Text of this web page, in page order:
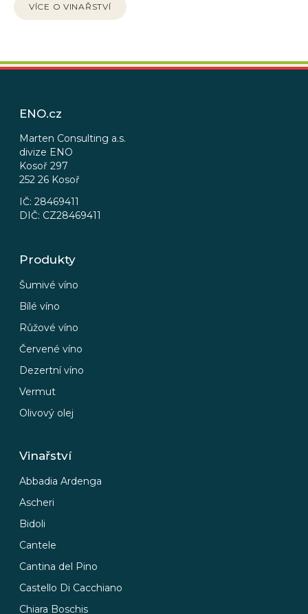
VÍCE O VINAŘSTVÍ
Z
ENO.cz
Marten Consulting a.s.
divize ENO
Kosoř 297
252 26 Kosoř
IČ: 28469411
DIČ: CZ28469411
Produkty
Šumivé víno
Bílé víno
Růžové víno
Červené víno
Dezertní víno
Vermut
Olivový olej
Vinařství
Abbadia Ardenga
Ascheri
Bidoli
Cantele
Cantina del Pino
Castello Di Cacchiano
Chiara Boschis